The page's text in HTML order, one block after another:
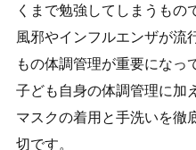
くまで勉強してしまうもの
風邪やインフルエンザが流
もの体調管理が重要になっ
子ども自身の体調管理に加
マスクの着用と手洗いを徹
切です。